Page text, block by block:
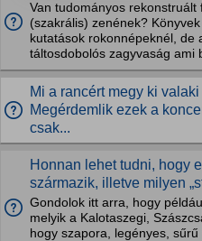
Van tudományos
(szakrális) zenének?
kutatások rokonnépeknél, de
táltosdobolós zagyvaság ami
Mi a rancért megy ki
Megérdemlik ezek a
csak...
Honnan lehet tudni, hogy
származik, illetve milyen
Gondolok itt arra, hogy
melyik a Kalotaszegi,
hogy szapora, legényes,